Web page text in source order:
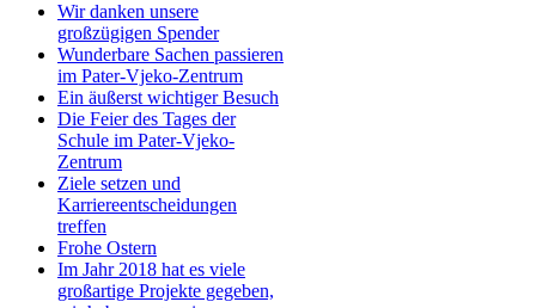
Wir danken unsere
großzügigen Spender
Wunderbare Sachen passieren
im Pater-Vjeko-Zentrum
Ein äußerst wichtiger Besuch
Die Feier des Tages der
Schule im Pater-Vjeko-
Zentrum
Ziele setzen und
Karriereentscheidungen
treffen
Frohe Ostern
Im Jahr 2018 hat es viele
großartige Projekte gegeben,